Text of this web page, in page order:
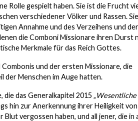
Rolle gespielt haben. Sie ist die Frucht
verschiedener Völker und Rassen.
Annahme und des Verzeihens und der
die Comboni Missionare ihren Durst
Merkmale für das Reich Gottes.
und der ersten Missionare, die
der Menschen im Auge hatten.
das Generalkapitel 2015 „Wesentliche
hin zur Anerkennung ihrer Heiligkeit
vergossen haben, und all jener, die in